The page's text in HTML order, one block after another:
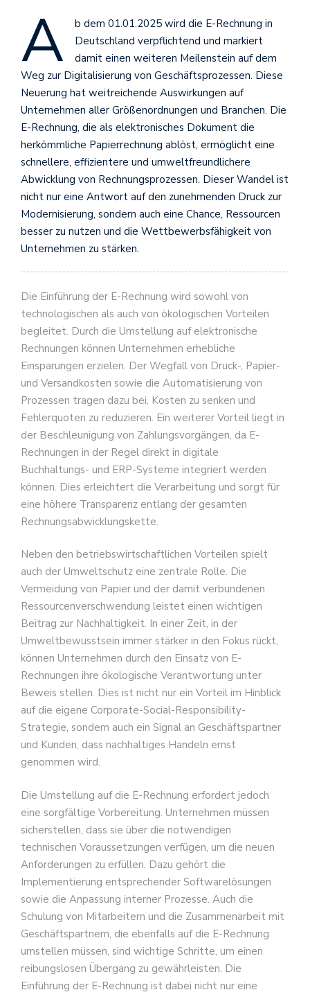
A
b dem 01.01.2025 wird die E-Rechnung in
Deutschland verpflichtend und markiert
damit einen weiteren Meilenstein auf dem
Weg zur Digitalisierung von Geschäftsprozessen. Diese
Neuerung hat weitreichende Auswirkungen auf
Unternehmen aller Größenordnungen und Branchen. Die
E-Rechnung, die als elektronisches Dokument die
herkömmliche Papierrechnung ablöst, ermöglicht eine
schnellere, effizientere und umweltfreundlichere
Abwicklung von Rechnungsprozessen. Dieser Wandel ist
nicht nur eine Antwort auf den zunehmenden Druck zur
Modernisierung, sondern auch eine Chance, Ressourcen
besser zu nutzen und die Wettbewerbsfähigkeit von
Unternehmen zu stärken.
Die Einführung der E-Rechnung wird sowohl von
technologischen als auch von ökologischen Vorteilen
begleitet. Durch die Umstellung auf elektronische
Rechnungen können Unternehmen erhebliche
Einsparungen erzielen. Der Wegfall von Druck-, Papier-
und Versandkosten sowie die Automatisierung von
Prozessen tragen dazu bei, Kosten zu senken und
Fehlerquoten zu reduzieren. Ein weiterer Vorteil liegt in
der Beschleunigung von Zahlungsvorgängen, da E-
Rechnungen in der Regel direkt in digitale
Buchhaltungs- und ERP-Systeme integriert werden
können. Dies erleichtert die Verarbeitung und sorgt für
eine höhere Transparenz entlang der gesamten
Rechnungsabwicklungskette.
Neben den betriebswirtschaftlichen Vorteilen spielt
auch der Umweltschutz eine zentrale Rolle. Die
Vermeidung von Papier und der damit verbundenen
Ressourcenverschwendung leistet einen wichtigen
Beitrag zur Nachhaltigkeit. In einer Zeit, in der
Umweltbewusstsein immer stärker in den Fokus rückt,
können Unternehmen durch den Einsatz von E-
Rechnungen ihre ökologische Verantwortung unter
Beweis stellen. Dies ist nicht nur ein Vorteil im Hinblick
auf die eigene Corporate-Social-Responsibility-
Strategie, sondern auch ein Signal an Geschäftspartner
und Kunden, dass nachhaltiges Handeln ernst
genommen wird.
Die Umstellung auf die E-Rechnung erfordert jedoch
eine sorgfältige Vorbereitung. Unternehmen müssen
sicherstellen, dass sie über die notwendigen
technischen Voraussetzungen verfügen, um die neuen
Anforderungen zu erfüllen. Dazu gehört die
Implementierung entsprechender Softwarelösungen
sowie die Anpassung interner Prozesse. Auch die
Schulung von Mitarbeitern und die Zusammenarbeit mit
Geschäftspartnern, die ebenfalls auf die E-Rechnung
umstellen müssen, sind wichtige Schritte, um einen
reibungslosen Übergang zu gewährleisten. Die
Einführung der E-Rechnung ist dabei nicht nur eine